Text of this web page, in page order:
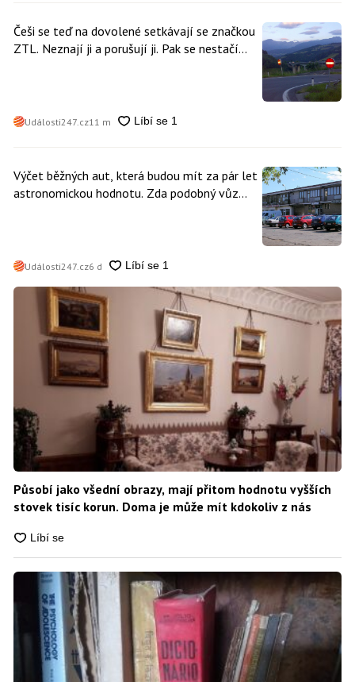
Češi se teď na dovolené setkávají se značkou
ZTL. Neznají ji a porušují ji. Pak se nestačí
Události247.cz11 m
Výčet běžných aut, která budou mít za pár let
astronomickou hodnotu. Zda podobný vůz
Události247.cz6 d
Působí jako všední obrazy, mají přitom hodnotu vyšších
stovek tisíc korun. Doma je může mít kdokoliv z nás